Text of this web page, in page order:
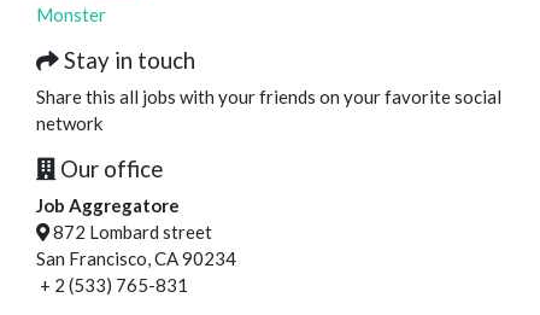
Monster
Stay in touch
Share this all jobs with your friends on your favorite social
network
Our office
Job Aggregatore
872 Lombard street
San Francisco, CA 90234
+ 2 (533) 765-831